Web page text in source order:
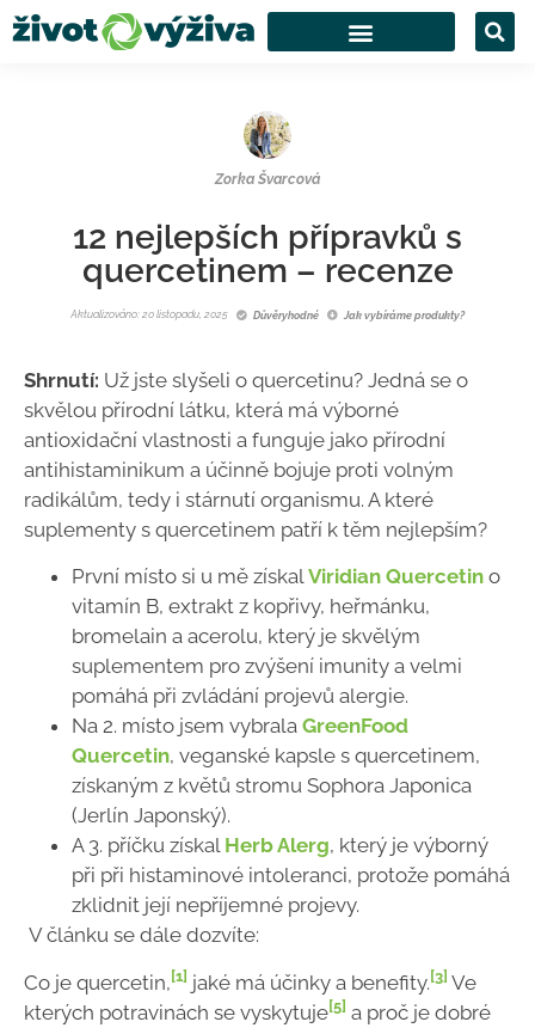
Zorka Švarcová
12 nejlepších přípravků s
quercetinem – recenze
Aktualizováno: 20 listopadu, 2025 Důvěryhodné Jak vybíráme produkty?
Shrnutí: Už jste slyšeli o quercetinu? Jedná se o
skvělou přírodní látku, která má výborné
antioxidační vlastnosti a funguje jako přírodní
antihistaminikum a účinně bojuje proti volným
radikálům, tedy i stárnutí organismu. A které
suplementy s quercetinem patří k těm nejlepším?
První místo si u mě získalViridian Quercetin o
vitamín B, extrakt z kopřivy, heřmánku,
bromelain a acerolu, který je skvělým
suplementem pro zvýšení imunity a velmi
pomáhá při zvládání projevů alergie.
Na 2. místo jsem vybrala GreenFood
Quercetin, veganské kapsle s quercetinem,
získaným z květů stromu Sophora Japonica
(Jerlín Japonský).
A 3. příčku získal Herb Alerg, který je výborný
při při histaminové intoleranci, protože pomáhá
zklidnit její nepříjemné projevy.
V článku se dále dozvíte:
Co je quercetin, [1] jaké má účinky a benefity. [3] Ve
kterých potravinách se vyskytuje[5] a proč je dobré